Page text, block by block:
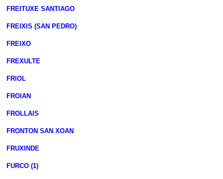
FREITUXE SANTIAGO
FREIXIS (SAN PEDRO)
FREIXO
FREXULTE
FRIOL
FROIAN
FROLLAIS
FRONTON SAN XOAN
FRUXINDE
FURCO (1)